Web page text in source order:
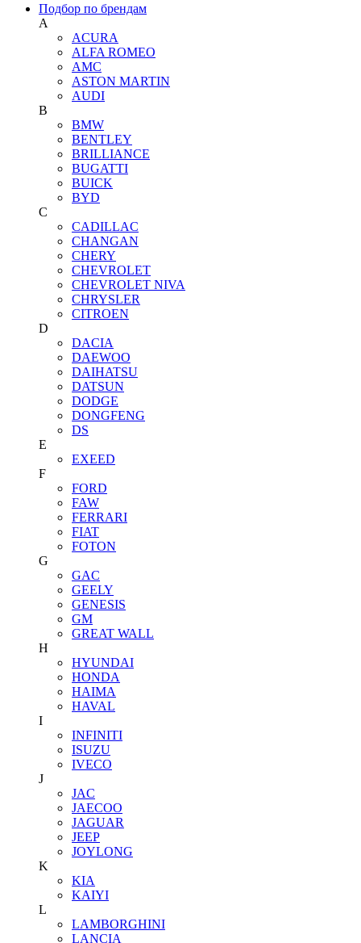
Подбор по брендам
A
ACURA
ALFA ROMEO
AMC
ASTON MARTIN
AUDI
B
BMW
BENTLEY
BRILLIANCE
BUGATTI
BUICK
BYD
C
CADILLAC
CHANGAN
CHERY
CHEVROLET
CHEVROLET NIVA
CHRYSLER
CITROEN
D
DACIA
DAEWOO
DAIHATSU
DATSUN
DODGE
DONGFENG
DS
E
EXEED
F
FORD
FAW
FERRARI
FIAT
FOTON
G
GAC
GEELY
GENESIS
GM
GREAT WALL
H
HYUNDAI
HONDA
HAIMA
HAVAL
I
INFINITI
ISUZU
IVECO
J
JAC
JAECOO
JAGUAR
JEEP
JOYLONG
K
KIA
KAIYI
L
LAMBORGHINI
LANCIA